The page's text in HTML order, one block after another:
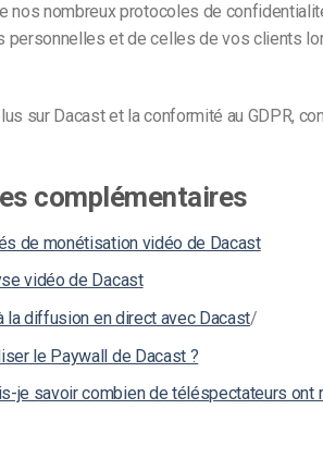
de nos nombreux protocoles de
personnelles et de celles de vos clients
sur Dacast et la conformité au GDPR,
complémentaires
de monétisation vidéo de Dacast
vidéo de Dacast
la diffusion en direct avec Dacast/
le Paywall de Dacast ?
je savoir combien de téléspectateurs ont